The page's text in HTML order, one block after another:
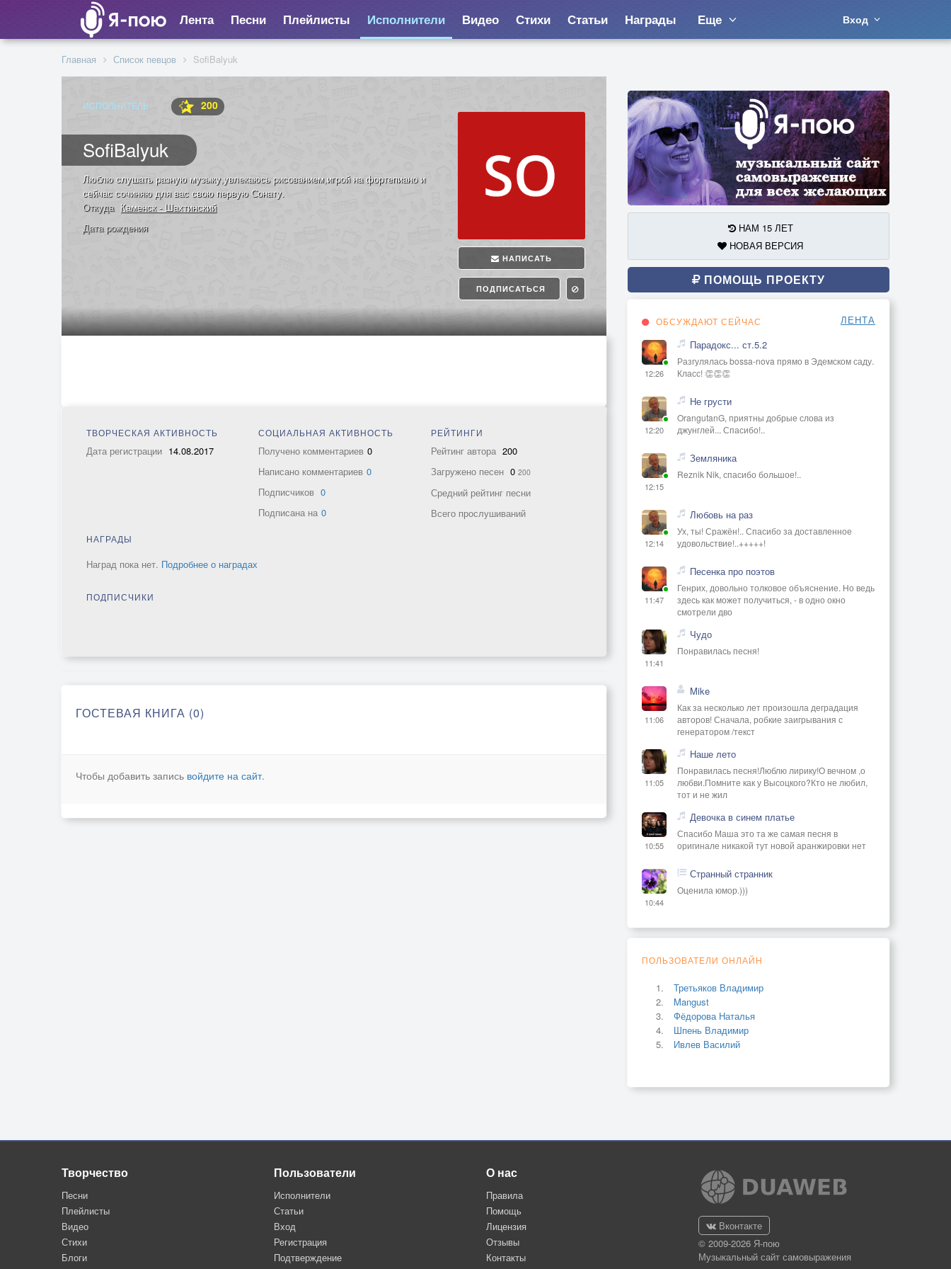
Лента Песни Плейлисты Исполнители Видео Стихи Статьи Награды Еще Вход
Главная Список певцов SofiBalyuk
ИСПОЛНИТЕЛЬ 200
SofiBalyuk
НАПИСАТЬ
ПОДПИСАТЬСЯ
Люблю слушать разную музыку,увлекаюсь рисованием,игрой на фортепиано и
сейчас сочиняю для вас свою первую Сонату.
Откуда Каменск - Шахтинский
Дата рождения
ТВОРЧЕСКАЯ АКТИВНОСТЬ
Дата регистрации 14.08.2017
СОЦИАЛЬНАЯ АКТИВНОСТЬ
Получено комментариев 0
Написано комментариев 0
Подписчиков 0
Подписана на 0
РЕЙТИНГИ
Рейтинг автора 200
Загружено песен 0 200
Средний рейтинг песни
Всего прослушиваний
НАГРАДЫ
Наград пока нет. Подробнее о наградах
ПОДПИСЧИКИ
ГОСТЕВАЯ КНИГА (0)
Чтобы добавить запись войдите на сайт.
НАМ 15 ЛЕТ
НОВАЯ ВЕРСИЯ
ПОМОЩЬ ПРОЕКТУ
ОБСУЖДАЮТ СЕЙЧАС ЛЕНТА
12:26
Парадокс... ст.5.2
Разгулялась bossa-nova прямо в Эдемском саду.
Класс! 👏👏👏
12:20
Не грусти
OrangutanG, приятны добрые слова из
джунглей... Спасибо!..
12:15
Земляника
Reznik Nik, спасибо большое!..
12:14
Любовь на раз
Ух, ты! Сражён!.. Спасибо за доставленное
удовольствие!..+++++!
11:47
Песенка про поэтов
Генрих, довольно толковое объяснение. Но ведь
здесь как может получиться, - в одно окно
смотрели дво
11:41
Чудо
Понравилась песня!
11:06
Mike
Как за несколько лет произошла деградация
авторов! Сначала, робкие заигрывания с
генератором /текст
11:05
Наше лето
Понравилась песня!Люблю лирику!О вечном ,о
любви.Помните как у Высоцкого?Кто не любил,
тот и не жил
10:55
Девочка в синем платье
Спасибо Маша это та же самая песня в
оригинале никакой тут новой аранжировки нет
10:44
Странный странник
Оценила юмор.)))
ПОЛЬЗОВАТЕЛИ ОНЛАЙН
Третьяков Владимир
Mangust
Фёдорова Наталья
Шпень Владимир
Ивлев Василий
Творчество
Песни
Плейлисты
Видео
Стихи
Блоги
Пользователи
Исполнители
Статьи
Вход
Регистрация
Подтверждение
О нас
Правила
Помощь
Лицензия
Отзывы
Контакты
Вконтакте
© 2009-2026 Я-пою
Музыкальный сайт самовыражения